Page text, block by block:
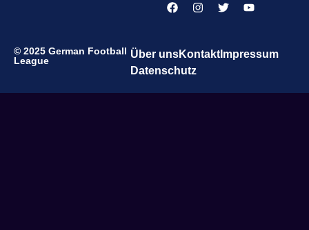
© 2025 German Football
League
Über unsKontaktImpressum
Datenschutz